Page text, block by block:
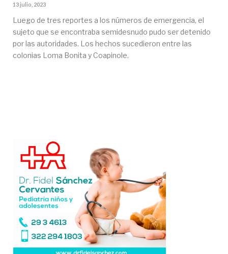
13 julio, 2023
Luego de tres reportes a los números de emergencia, el
sujeto que se encontraba semidesnudo pudo ser detenido
por las autoridades. Los hechos sucedieron entre las
colonias Loma Bonita y Coapinole.